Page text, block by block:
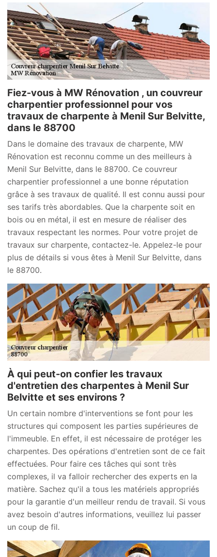
Fiez-vous à MW Rénovation , un couvreur
charpentier professionnel pour vos
travaux de charpente à Menil Sur Belvitte,
dans le 88700
Dans le domaine des travaux de charpente, MW
Rénovation est reconnu comme un des meilleurs à
Menil Sur Belvitte, dans le 88700. Ce couvreur
charpentier professionnel a une bonne réputation
grâce à ses travaux de qualité. Il est connu aussi pour
ses tarifs très abordables. Que la charpente soit en
bois ou en métal, il est en mesure de réaliser des
travaux respectant les normes. Pour votre projet de
travaux sur charpente, contactez-le. Appelez-le pour
plus de détails si vous êtes à Menil Sur Belvitte, dans
le 88700.
À qui peut-on confier les travaux
d'entretien des charpentes à Menil Sur
Belvitte et ses environs ?
Un certain nombre d'interventions se font pour les
structures qui composent les parties supérieures de
l'immeuble. En effet, il est nécessaire de protéger les
charpentes. Des opérations d'entretien sont de ce fait
effectuées. Pour faire ces tâches qui sont très
complexes, il va falloir rechercher des experts en la
matière. Sachez qu'il a tous les matériels appropriés
pour la garantie d'un meilleur rendu de travail. Si vous
avez besoin d'autres informations, veuillez lui passer
un coup de fil.